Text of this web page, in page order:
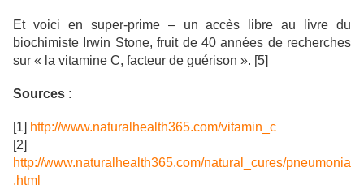
Et voici en super-prime – un accès libre au livre du
biochimiste Irwin Stone, fruit de 40 années de recherches
sur « la vitamine C, facteur de guérison ». [5]
Sources :
[1] http://www.naturalhealth365.com/vitamin_c
[2]
http://www.naturalhealth365.com/natural_cures/pneumonia
.html